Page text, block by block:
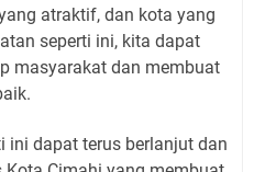
atraktif, dan kota yang
seperti ini, kita dapat
masyarakat dan membuat
ini dapat terus berlanjut dan